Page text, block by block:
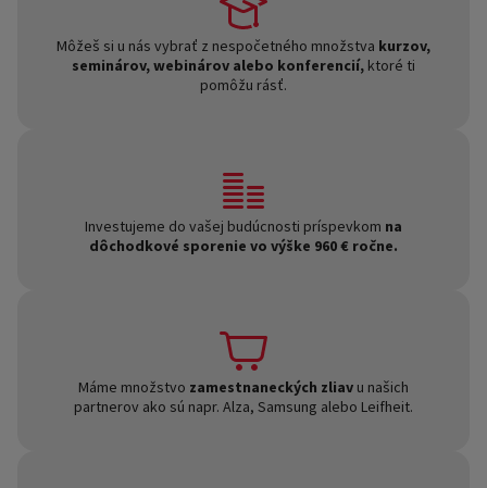
Môžeš si u nás vybrať z nespočetného množstva kurzov,
seminárov, webinárov alebo konferencií, ktoré ti
pomôžu rásť.
Investujeme do vašej budúcnosti príspevkom na
dôchodkové sporenie vo výške 960 € ročne.
Máme množstvo zamestnaneckých zliav u našich
partnerov ako sú napr. Alza, Samsung alebo Leifheit.